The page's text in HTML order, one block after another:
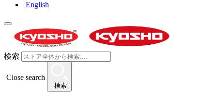
English
検索
Close search
検索